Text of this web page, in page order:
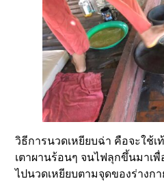
วิธีการนวดเหยียบฉ่า คือจะใช้
เตาผานร้อนๆ จนไฟลุกขึ้นมาเ
ไปนวดเหยียบตามจุดของร่างก